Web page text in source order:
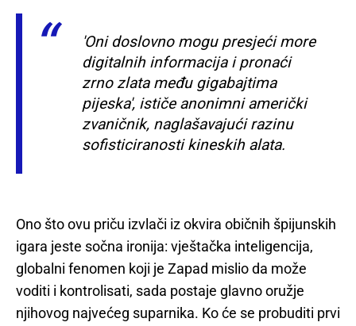
'Oni doslovno mogu presjeći more
digitalnih informacija i pronaći
zrno zlata među gigabajtima
pijeska', ističe anonimni američki
zvaničnik, naglašavajući razinu
sofisticiranosti kineskih alata.
Ono što ovu priču izvlači iz okvira običnih špijunskih
igara jeste sočna ironija: vještačka inteligencija,
globalni fenomen koji je Zapad mislio da može
voditi i kontrolisati, sada postaje glavno oružje
njihovog najvećeg suparnika. Ko će se probuditi prvi